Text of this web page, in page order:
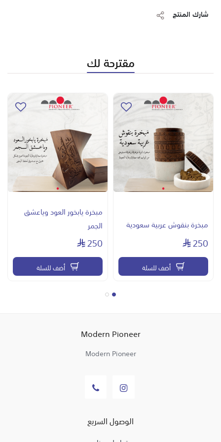
شارك المنتج
مقترحة لك
مبخرة بنقوش عربية سعودية
250
أضف للسلة
مبخرة يابخور العود وياعشق
الجمر
250
أضف للسلة
Modern Pioneer
Modern Pioneer
الوصول السريع